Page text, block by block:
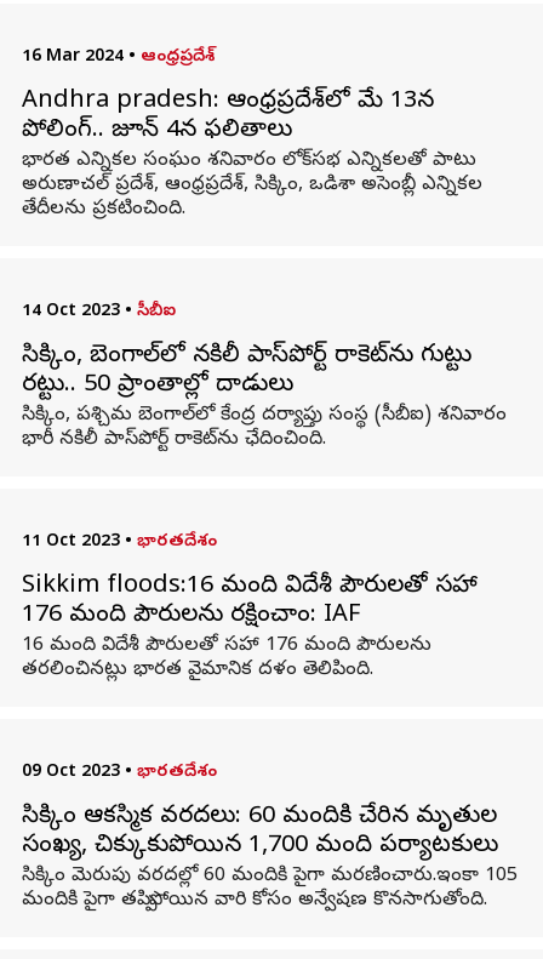
16 Mar 2024 • ఆంధ్రప్రదేశ్
Andhra pradesh: ఆంధ్రప్రదేశ్‌లో మే 13న
పోలింగ్.. జూన్ 4న ఫలితాలు
భారత ఎన్నికల సంఘం శనివారం లోక్‌సభ ఎన్నికలతో పాటు
అరుణాచల్ ప్రదేశ్, ఆంధ్రప్రదేశ్, సిక్కిం, ఒడిశా అసెంబ్లీ ఎన్నికల
తేదీలను ప్రకటించింది.
14 Oct 2023 • సీబీఐ
సిక్కిం, బెంగాల్‌లో నకిలీ పాస్‌పోర్ట్ రాకెట్‌ను గుట్టు
రట్టు.. 50 ప్రాంతాల్లో దాడులు
సిక్కిం, పశ్చిమ బెంగాల్‌లో కేంద్ర దర్యాప్తు సంస్థ (సీబీఐ) శనివారం
భారీ నకిలీ పాస్‌పోర్ట్ రాకెట్‌ను ఛేదించింది.
11 Oct 2023 • భారతదేశం
Sikkim floods:16 మంది విదేశీ పౌరులతో సహా
176 మంది పౌరులను రక్షించాం: IAF
16 మంది విదేశీ పౌరులతో సహా 176 మంది పౌరులను
తరలించినట్లు భారత వైమానిక దళం తెలిపింది.
09 Oct 2023 • భారతదేశం
సిక్కిం ఆకస్మిక వరదలు: 60 మందికి చేరిన మృతుల
సంఖ్య‌, చిక్కుకుపోయిన 1,700 మంది పర్యాటకులు
సిక్కిం మెరుపు వరదల్లో 60 మందికి పైగా మరణించారు.ఇంకా 105
మందికి పైగా తప్పిపోయిన వారి కోసం అన్వేషణ కొనసాగుతోంది.